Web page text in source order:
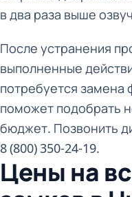
в два раза выше
После устранения
выполненные
потребуется замена
поможет подобрать
бюджет. Позвонить
8 (800) 350-24-19.
Цены на